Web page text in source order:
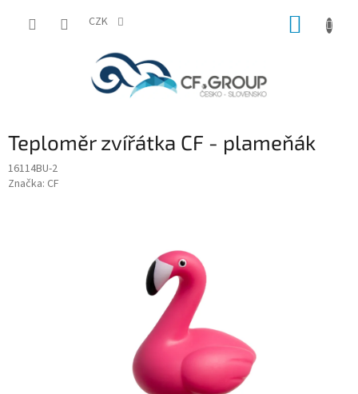
CZK
Teploměr zvířátka CF - plameňák
16114BU-2
Značka: CF